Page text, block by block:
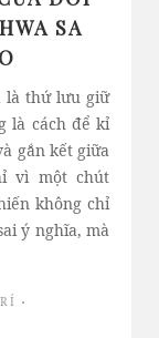
SA
là thứ lưu giữ
là cách để kỉ
gắn kết giữa
vì một chút
không chỉ
ý nghĩa, mà